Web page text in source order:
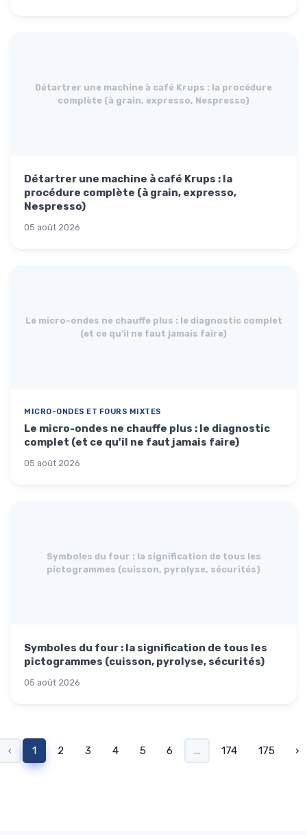
Détartrer une machine à café Krups : la procédure
complète (à grain, expresso, Nespresso)
Détartrer une machine à café Krups : la
procédure complète (à grain, expresso,
Nespresso)
05 août 2026
Le micro-ondes ne chauffe plus : le diagnostic complet
(et ce qu'il ne faut jamais faire)
MICRO-ONDES ET FOURS MIXTES
Le micro-ondes ne chauffe plus : le diagnostic
complet (et ce qu'il ne faut jamais faire)
05 août 2026
Symboles du four : la signification de tous les
pictogrammes (cuisson, pyrolyse, sécurités)
Symboles du four : la signification de tous les
pictogrammes (cuisson, pyrolyse, sécurités)
05 août 2026
‹ 1 2 3 4 5 6 ... 174 175 ›